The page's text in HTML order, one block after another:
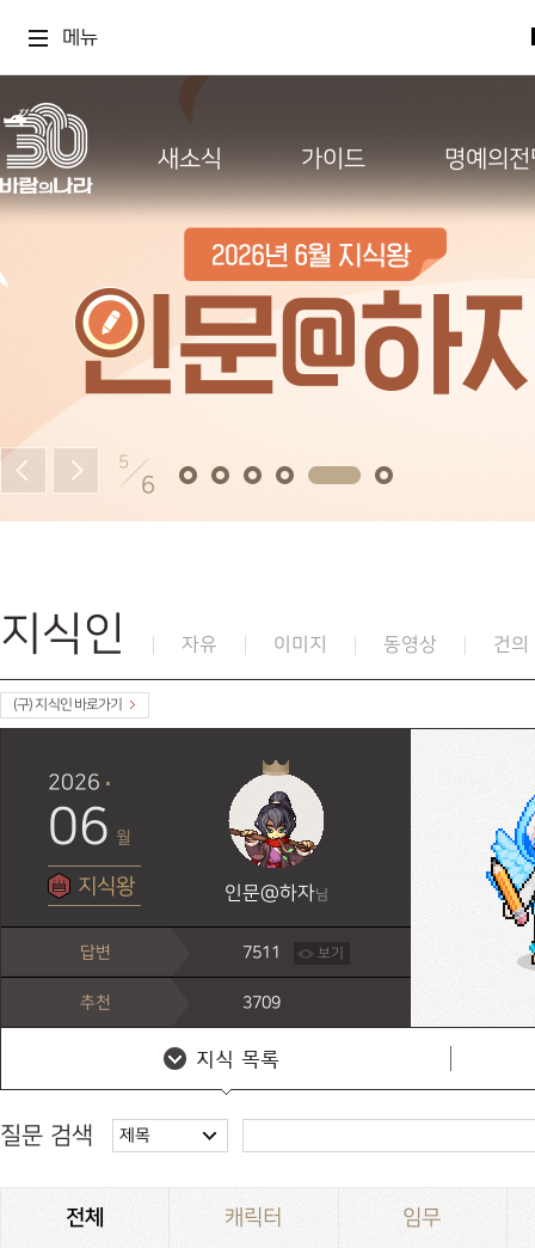
메뉴
새소식 가이드 명예의
5
6
지식인 자유 이미지 동영상 건의
(구) 지식인 바로가기
2026
06 월
지식왕 인문@하자님
답변 7511 보기
추천 3709
질문 검색 제목
전체 캐릭터 임무